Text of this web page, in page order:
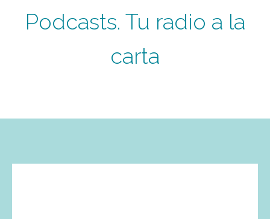
Podcasts. Tu radio a la
carta